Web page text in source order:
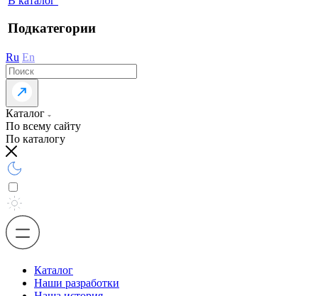
Подкатегории
Ru En
Каталог
По всему сайту
По каталогу
Каталог
Наши разработки